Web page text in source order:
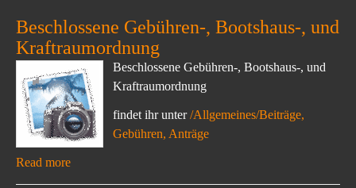
Beschlossene Gebühren-, Bootshaus-, und
Kraftraumordnung
Beschlossene Gebühren-, Bootshaus-, und
Kraftraumordnung
findet ihr unter/Allgemeines/Beiträge,
Gebühren, Anträge
Read more